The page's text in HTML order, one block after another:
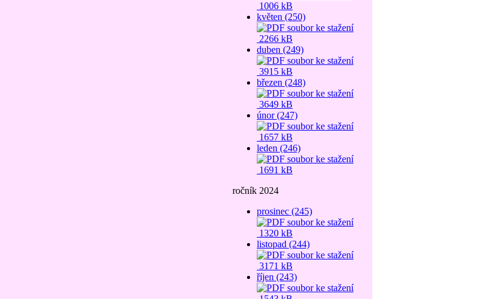
1006 kB
květen (250)
2266 kB
duben (249)
3915 kB
březen (248)
3649 kB
únor (247)
1657 kB
leden (246)
1691 kB
ročník 2024
prosinec (245)
1320 kB
listopad (244)
3171 kB
říjen (243)